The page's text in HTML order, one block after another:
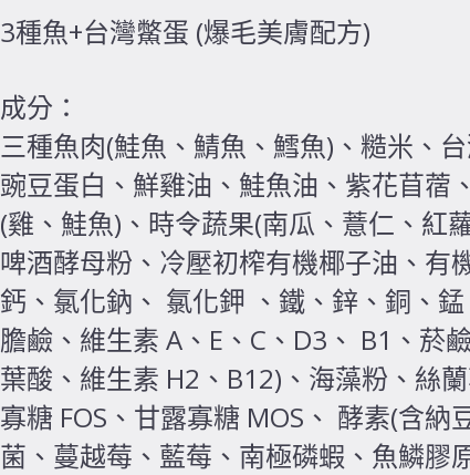
3種魚+台灣鱉蛋 (爆毛美膚配方)
成分：
三種魚肉(鮭魚、鯖魚、鱈魚)、糙米、
豌豆蛋白、鮮雞油、鮭魚油、紫花苜蓿
(雞、鮭魚)、時令蔬果(南瓜、薏仁、紅
啤酒酵母粉、冷壓初榨有機椰子油、有
鈣、氯化鈉、 氯化鉀 、鐵、鋅、銅、
膽鹼、維生素 A、E、C、D3、 B1、菸
葉酸、維生素 H2、B12)、海藻粉、絲
寡糖 FOS、甘露寡糖 MOS、 酵素(含
菌、蔓越莓、藍莓、南極磷蝦、魚鱗膠